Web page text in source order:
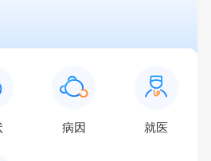
病因 就医